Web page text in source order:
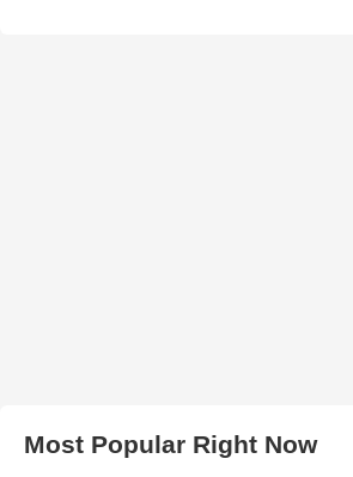
Most Popular Right Now